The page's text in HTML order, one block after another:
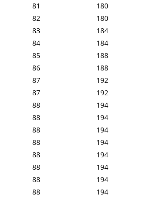
81
180
82
180
83
184
84
184
85
188
86
188
87
192
87
192
88
194
88
194
88
194
88
194
88
194
88
194
88
194
88 194